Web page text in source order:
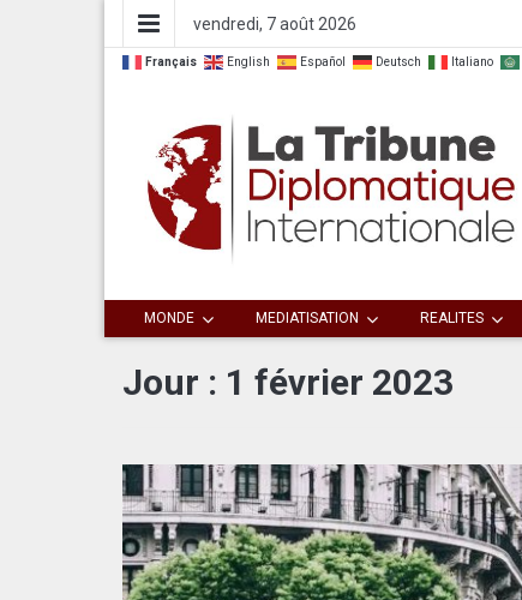
vendredi, 7 août 2026
Français English Español Deutsch Italiano
La Tribune
Diplomatique
MONDE MEDIATISATION REALITES
Jour : 1 février 2023